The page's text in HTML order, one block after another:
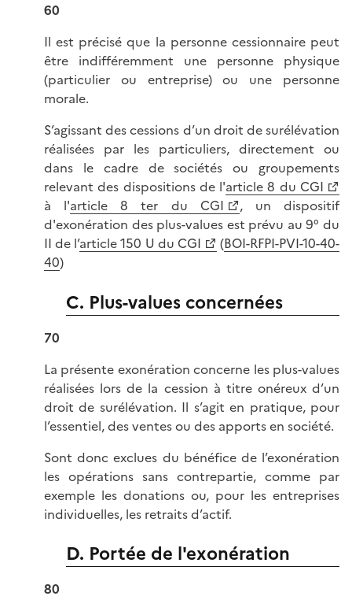
60
Il est précisé que la personne cessionnaire peut
être indifféremment une personne physique
(particulier ou entreprise) ou une personne
morale.
S’agissant des cessions d’un droit de surélévation
réalisées par les particuliers, directement ou
dans le cadre de sociétés ou groupements
relevant des dispositions de l'article 8 du CGI
à l'article 8 ter du CGI
, un dispositif
d'exonération des plus-values est prévu au 9° du
II de l’article 150 U du CGI (BOI-RFPI-PVI-10-40-
40)
C. Plus-values concernées
70
La présente exonération concerne les plus-values
réalisées lors de la cession à titre onéreux d’un
droit de surélévation. Il s’agit en pratique, pour
l’essentiel, des ventes ou des apports en société.
Sont donc exclues du bénéfice de l’exonération
les opérations sans contrepartie, comme par
exemple les donations ou, pour les entreprises
individuelles, les retraits d’actif.
D. Portée de l'exonération
80